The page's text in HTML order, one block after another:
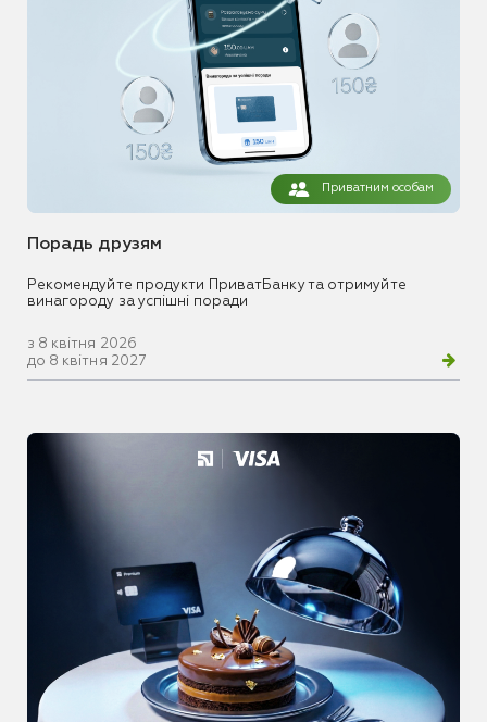
Приватним особам
Порадь друзям
Рекомендуйте продукти ПриватБанку та отримуйте
винагороду за успішні поради
з 8 квітня 2026
до 8 квітня 2027